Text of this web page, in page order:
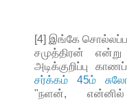
[4] இங்கே
சமுத்திரன் என்று
அடிக்குறிப்பு
சர்க்கம் 45ம்
"நளன், என்னில்